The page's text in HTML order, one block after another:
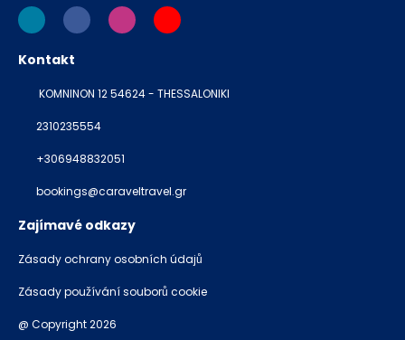
Kontakt
KOMNINON 12 54624 - THESSALONIKI
2310235554
+306948832051
bookings@caraveltravel.gr
Zajímavé odkazy
Zásady ochrany osobních údajů
Zásady používání souborů cookie
@ Copyright 2026